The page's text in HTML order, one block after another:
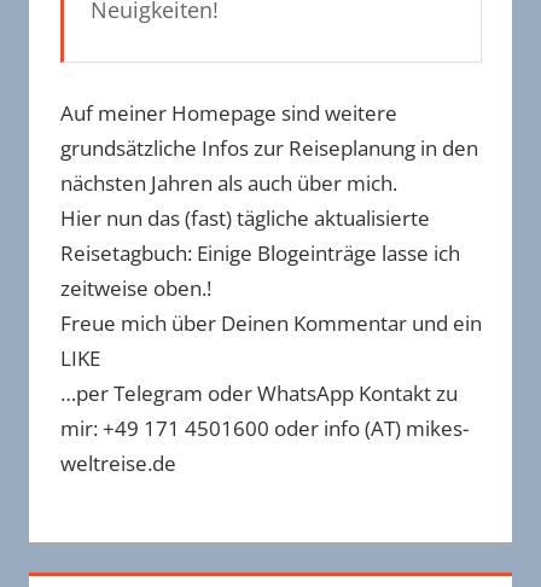
Neuigkeiten!
Auf meiner Homepage sind weitere
grundsätzliche Infos zur Reiseplanung in den
nächsten Jahren als auch über mich.
Hier nun das (fast) tägliche aktualisierte
Reisetagbuch: Einige Blogeinträge lasse ich
zeitweise oben.!
Freue mich über Deinen Kommentar und ein
LIKE
…per Telegram oder WhatsApp Kontakt zu
mir: +49 171 4501600 oder info (AT) mikes-
weltreise.de